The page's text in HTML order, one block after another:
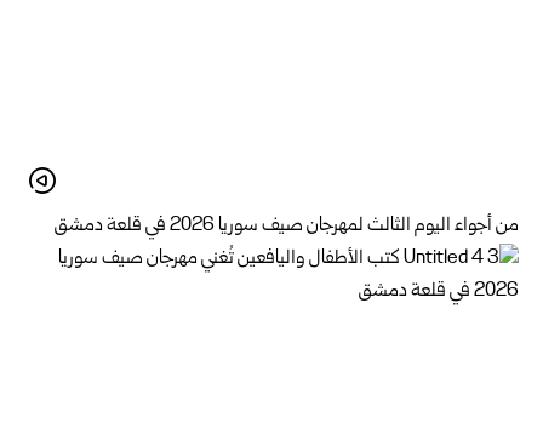
من أجواء اليوم الثالث لمهرجان صيف سوريا 2026 في قلعة دمشق